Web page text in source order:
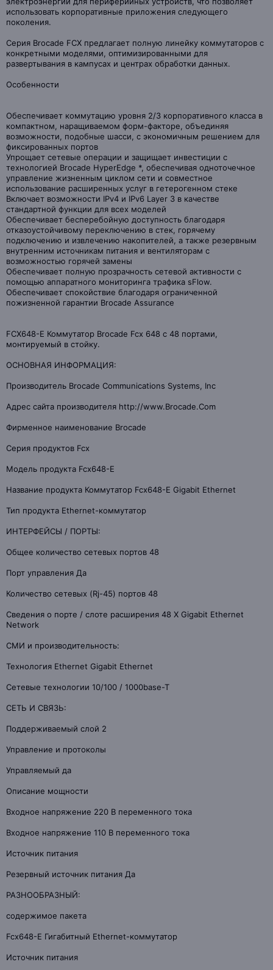
использовать корпоративные приложения следующего
поколения.
Серия Brocade FCX предлагает полную линейку коммутаторов с
конкретными моделями, оптимизированными для
развертывания в кампусах и центрах обработки данных.
Особенности
Обеспечивает коммутацию уровня 2/3 корпоративного класса в
компактном, наращиваемом форм-факторе, объединяя
возможности, подобные шасси, с экономичным решением для
фиксированных портов
Упрощает сетевые операции и защищает инвестиции с
технологией Brocade HyperEdge *, обеспечивая одноточечное
управление жизненным циклом сети и совместное
использование расширенных услуг в гетерогенном стеке
Включает возможности IPv4 и IPv6 Layer 3 в качестве
стандартной функции для всех моделей
Обеспечивает бесперебойную доступность благодаря
отказоустойчивому переключению в стек, горячему
подключению и извлечению накопителей, а также резервным
внутренним источникам питания и вентиляторам с
возможностью горячей замены
Обеспечивает полную прозрачность сетевой активности с
помощью аппаратного мониторинга трафика sFlow.
Обеспечивает спокойствие благодаря ограниченной
пожизненной гарантии Brocade Assurance
FCX648-E Коммутатор Brocade Fcx 648 с 48 портами,
монтируемый в стойку.
ОСНОВНАЯ ИНФОРМАЦИЯ:
Производитель Brocade Communications Systems, Inc
Адрес сайта производителя http://www.Brocade.Com
Фирменное наименование Brocade
Серия продуктов Fcx
Модель продукта Fcx648-E
Название продукта Коммутатор Fcx648-E Gigabit Ethernet
Тип продукта Ethernet-коммутатор
ИНТЕРФЕЙСЫ / ПОРТЫ:
Общее количество сетевых портов 48
Порт управления Да
Количество сетевых (Rj-45) портов 48
Сведения о порте / слоте расширения 48 X Gigabit Ethernet
Network
СМИ и производительность:
Технология Ethernet Gigabit Ethernet
Сетевые технологии 10/100 / 1000base-T
СЕТЬ И СВЯЗЬ:
Поддерживаемый слой 2
Управление и протоколы
Управляемый да
Описание мощности
Входное напряжение 220 В переменного тока
Входное напряжение 110 В переменного тока
Источник питания
Резервный источник питания Да
РАЗНООБРАЗНЫЙ:
содержимое пакета
Fcx648-E Гигабитный Ethernet-коммутатор
Источник питания